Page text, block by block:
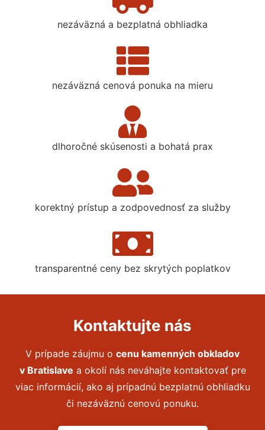
nezáväzná a bezplatná obhliadka
nezáväzná cenová ponuka na mieru
dlhoročné skúsenosti a bohatá prax
korektný prístup a zodpovednosť za služby
transparentné ceny bez skrytých poplatkov
Kontaktujte nás
V prípade záujmu o cenu kamenných obkladov
vBratislave a okolí nás neváhajte kontaktovať pre
viac informácií, ako aj prípadnú bezplatnú obhliadku
či nezáväznú cenovú ponuku.